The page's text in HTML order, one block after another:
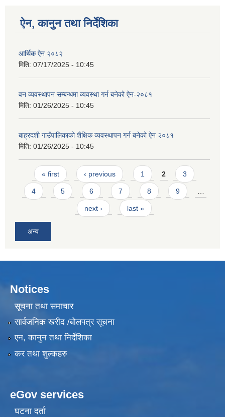
ऐन, कानुन तथा निर्देशिका
आर्थिक ऐन २०८२
मिति: 07/17/2025 - 10:45
वन व्यवस्थापन सम्बन्धमा व्यवस्था गर्न बनेको ऐन-२०८१
मिति: 01/26/2025 - 10:45
बाह्रदशी गाउँपालिकाको शैक्षिक व्यवस्थापन गर्न बनेको ऐन २०८१
मिति: 01/26/2025 - 10:45
Pages
« first ‹ previous 1 2 3
4 5 6 7 8 9
next › last »
अन्य
Notices
सूचना तथा समाचार
सार्वजनिक खरीद /बोलपत्र सूचना
एन, कानुन तथा निर्देशिका
कर तथा शुल्कहरु
eGov services
घटना दर्ता